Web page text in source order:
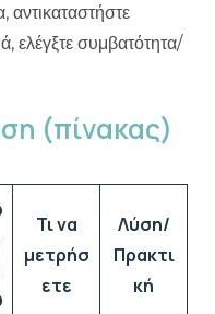
αντικαταστήστε
συμβατότητα/
(πίνακας)
Τι να
μετρήσ
ετε
Λύση/
Πρακτι
κή